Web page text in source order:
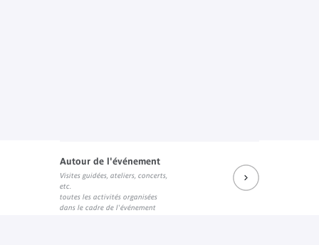
Autour de l'événement
Visites guidées, ateliers, concerts,
etc.
toutes les activités organisées
dans le cadre de l'événement